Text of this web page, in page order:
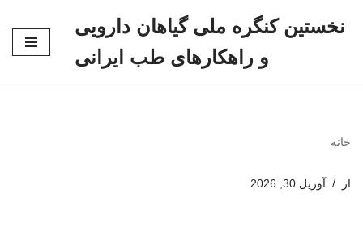
نخستین کنگره ملی گیاهان دارویی
و راهکارهای طب ایرانی
خانه
از آوریل 30, 2026